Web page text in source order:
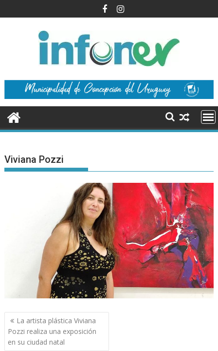
al
Viviana Pozzi
Navegación
de
entradas
La artista plástica Viviana
Pozzi realiza una exposición
en su ciudad natal